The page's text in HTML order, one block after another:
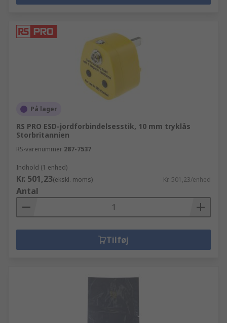
På lager
RS PRO ESD-jordforbindelsesstik, 10 mm tryklås
Storbritannien
RS-varenummer 287-7537
Indhold (1 enhed)
Kr. 501,23(ekskl. moms) Kr. 501,23/enhed
Antal
Tilføj